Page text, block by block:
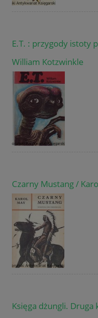
E.T. : przygody istoty
William Kotzwinkle
Czarny Mustang /
Księga dżungli.